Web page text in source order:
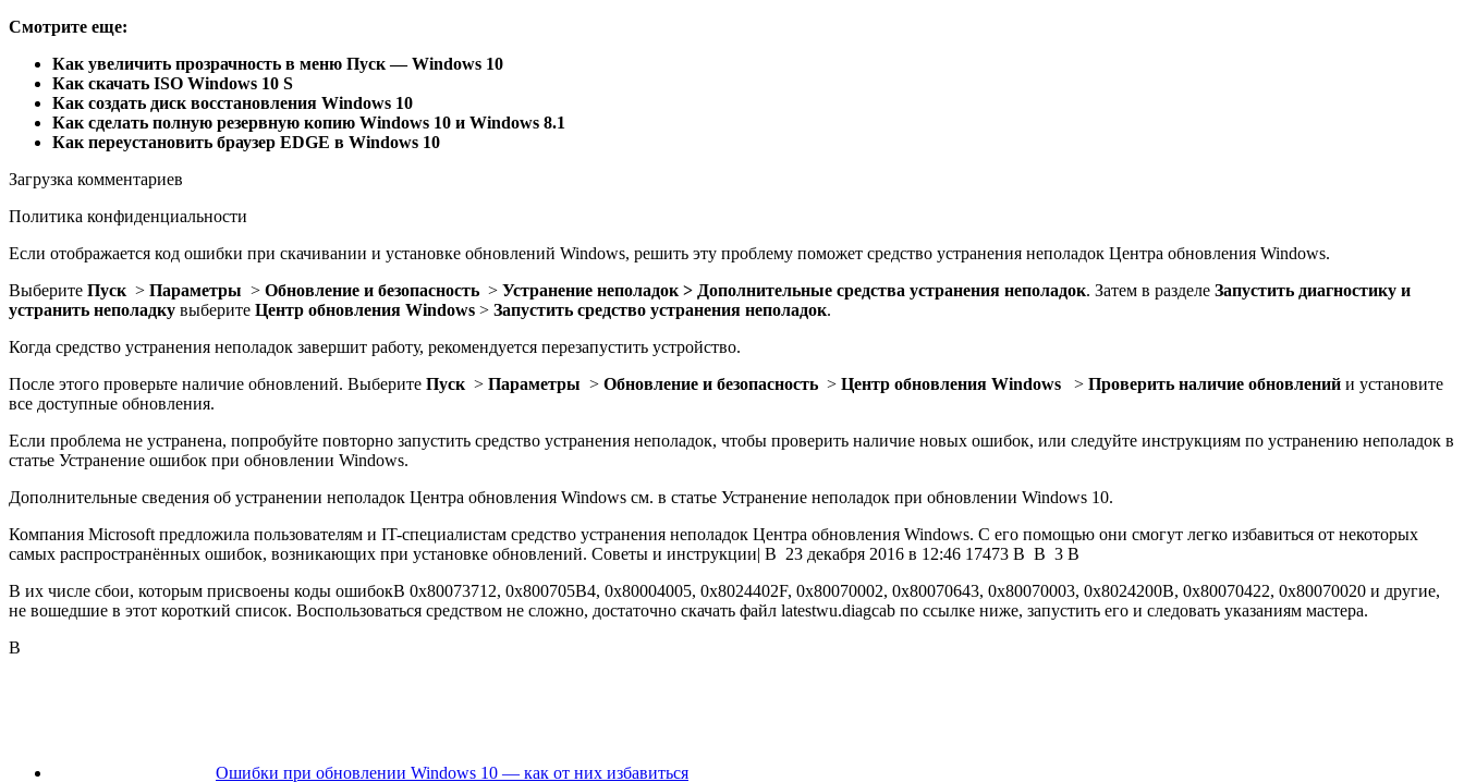
Смотрите еще:
Как увеличить прозрачность в меню Пуск — Windows 10
Как скачать ISO Windows 10 S
Как создать диск восстановления Windows 10
Как сделать полную резервную копию Windows 10 и Windows 8.1
Как переустановить браузер EDGE в Windows 10
Загрузка комментариев
Политика конфиденциальности
Если отображается код ошибки при скачивании и установке обновлений Windows, решить эту проблему поможет средство устранения неполадок Центра обновления Windows.
Выберите Пуск > Параметры > Обновление и безопасность > Устранение неполадок > Дополнительные средства устранения неполадок. Затем в разделе Запустить диагностику и
устранить неполадку выберите Центр обновления Windows > Запустить средство устранения неполадок.
Когда средство устранения неполадок завершит работу, рекомендуется перезапустить устройство.
После этого проверьте наличие обновлений. Выберите Пуск > Параметры > Обновление и безопасность > Центр обновления Windows > Проверить наличие обновлений и установите
все доступные обновления.
Если проблема не устранена, попробуйте повторно запустить средство устранения неполадок, чтобы проверить наличие новых ошибок, или следуйте инструкциям по устранению неполадок в
статье Устранение ошибок при обновлении Windows.
Дополнительные сведения об устранении неполадок Центра обновления Windows см. в статье Устранение неполадок при обновлении Windows 10.
Компания Microsoft предложила пользователям и IT-специалистам средство устранения неполадок Центра обновления Windows. С его помощью они смогут легко избавиться от некоторых
самых распространённых ошибок, возникающих при установке обновлений. Советы и инструкции| В 23 декабря 2016 в 12:46 17473 В В 3 В
В их числе сбои, которым присвоены коды ошибокВ 0x80073712, 0x800705B4, 0x80004005, 0x8024402F, 0x80070002, 0x80070643, 0x80070003, 0x8024200B, 0x80070422, 0x80070020 и другие,
не вошедшие в этот короткий список. Воспользоваться средством не сложно, достаточно скачать файл latestwu.diagcab по ссылке ниже, запустить его и следовать указаниям мастера.
В
Ошибки при обновлении Windows 10 — как от них избавиться